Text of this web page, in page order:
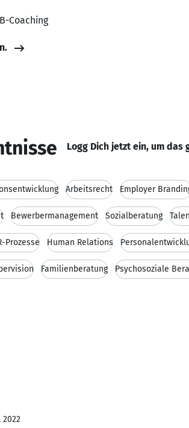
Coaching
Logg Dich jetzt ein, um das
Arbeitsrecht Employer
Bewerbermanagement Sozialberatung
Prozesse Human Relations
Familienberatung Psychosoziale
2022